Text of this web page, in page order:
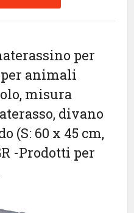
per
per animali
misura
divano
(S: 60 x 45 cm,
-Prodotti per